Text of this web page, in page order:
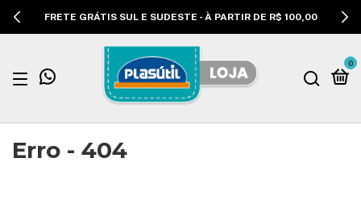
FRETE GRÁTIS SUL E SUDESTE - À PARTIR DE R$ 100,00
0
Erro - 404